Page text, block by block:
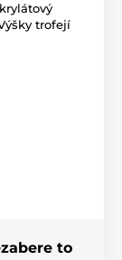
trofejí
to